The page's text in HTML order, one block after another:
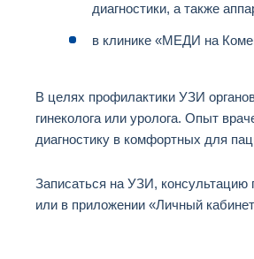
диагностики, а также
в клинике «МЕДИ на
В целях профилактики УЗИ
гинеколога или уролога. Опыт
диагностику в комфортных для
Записаться на УЗИ, консультацию
или в приложении «Личный